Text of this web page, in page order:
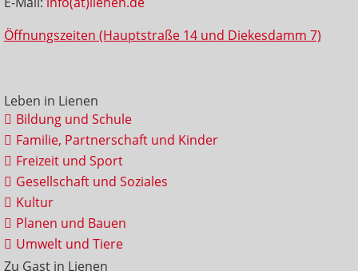
Öffnungszeiten (Hauptstraße 14 und Diekesdamm 7)
Leben in Lienen
Bildung und Schule
Familie, Partnerschaft und Kinder
Freizeit und Sport
Gesellschaft und Soziales
Kultur
Planen und Bauen
Umwelt und Tiere
Zu Gast in Lienen